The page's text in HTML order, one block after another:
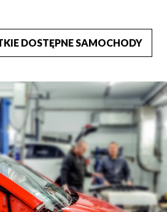
DOSTĘPNE SAMOCHODY